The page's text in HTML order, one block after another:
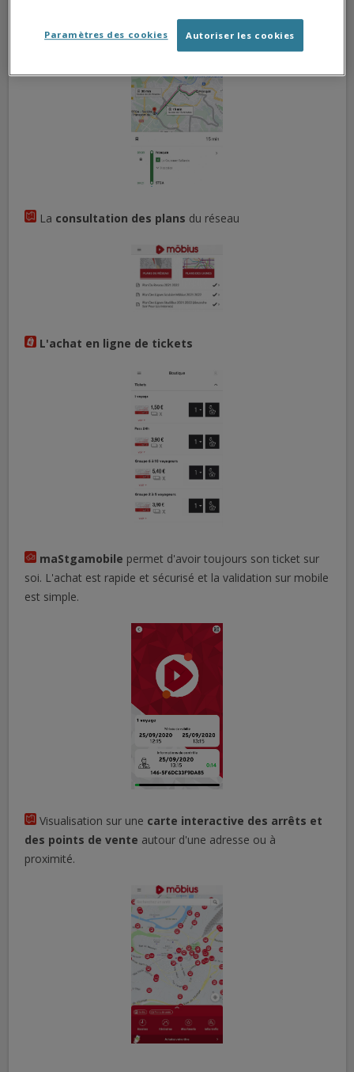
La consultation des plans du réseau
L'achat en ligne de tickets
maStgamobile permet d'avoir toujours son ticket sur
soi. L'achat est rapide et sécurisé et la validation sur mobile
est simple.
Visualisation sur une carte interactive des arrêts et
des points de vente autour d'une adresse ou à
proximité.
Autoriser les cookies
Paramètres des cookies